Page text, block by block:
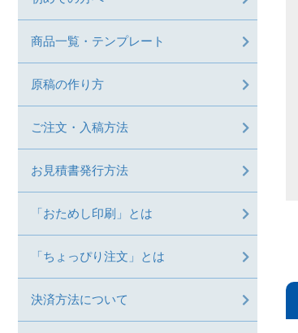
商品一覧・テンプレート
原稿の作り方
ご注文・入稿方法
お見積書発行方法
「おためし印刷」とは
「ちょっぴり注文」とは
決済方法について